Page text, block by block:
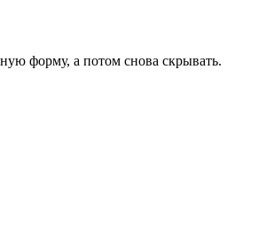
форму, а потом снова скрывать.